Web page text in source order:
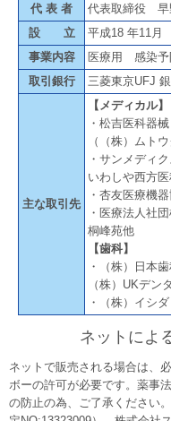
代 表 者
代表取締役
設 立
平成18 年11月
事業内容
医療用 感染予
取引銀行
三菱東京UFJ
主な取引先
【メディカル】
・松吉医科器
（（株）ムト
・サンメディ
いわしや西方医
・杏友医療機
・医療法人社
桐峰苑他
【歯科】
・（株）日本
（株）UKデン
・（株）イシ
ネットによ
ネットで販売される場合は、
ボーの許可が必要です。薬事
の防止の為、ご了承ください